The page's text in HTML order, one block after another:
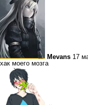
Mevans 17
хак моего мозга